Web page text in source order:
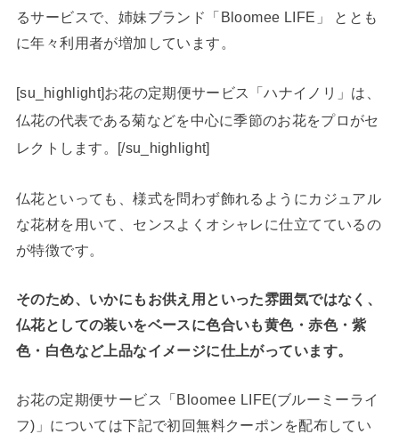
るサービスで、姉妹ブランド「Bloomee LIFE」 ととも
に年々利用者が増加しています。
[su_highlight]お花の定期便サービス「ハナイノリ」は、
仏花の代表である菊などを中心に季節のお花をプロがセ
レクトします。[/su_highlight]
仏花といっても、様式を問わず飾れるようにカジュアル
な花材を用いて、センスよくオシャレに仕立てているの
が特徴です。
そのため、いかにもお供え用といった雰囲気ではなく、
仏花としての装いをベースに色合いも黄色・赤色・紫
色・白色など上品なイメージに仕上がっています。
お花の定期便サービス「Bloomee LIFE(ブルーミーライ
フ)」については下記で初回無料クーポンを配布してい